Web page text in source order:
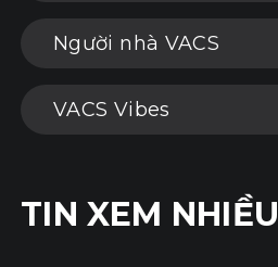
Người nhà VACS
VACS Vibes
TIN XEM NHIỀU